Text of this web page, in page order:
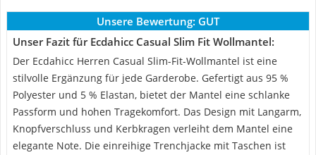
Unsere Bewertung: GUT
Unser Fazit für Ecdahicc Casual Slim Fit Wollmantel:
Der Ecdahicc Herren Casual Slim-Fit-Wollmantel ist eine
stilvolle Ergänzung für jede Garderobe. Gefertigt aus 95 %
Polyester und 5 % Elastan, bietet der Mantel eine schlanke
Passform und hohen Tragekomfort. Das Design mit Langarm,
Knopfverschluss und Kerbkragen verleiht dem Mantel eine
elegante Note. Die einreihige Trenchjacke mit Taschen ist